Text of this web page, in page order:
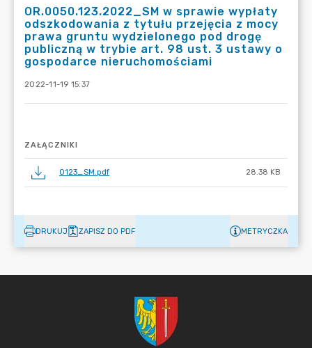
OR.0050.123.2022_SM w sprawie wypłaty
odszkodowania z tytułu przejęcia z mocy
prawa gruntu wydzielonego pod drogę
publiczną w trybie art. 98 ust. 3 ustawy o
gospodarce nieruchomościami
2022-11-19 15:37
ZAŁĄCZNIKI
0123_SM.pdf 28.38 KB
DRUKUJ ZAPISZ DO PDF METRYCZKA